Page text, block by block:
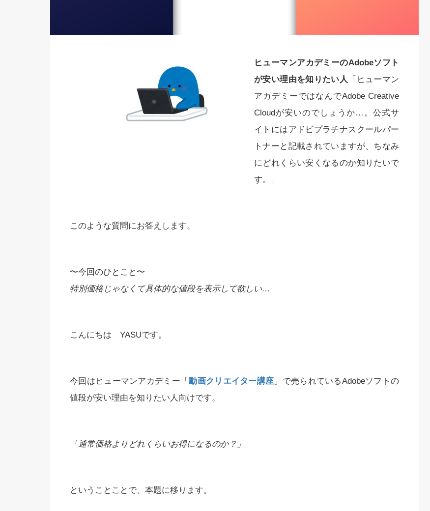
ヒューマンアカデミーのAdobeソフト
が安い理由を知りたい人 「ヒューマン
アカデミーではなんでAdobe Creative
Cloudが安いのでしょうか…。公式サ
イトにはアドビプラチナスクールパー
トナーと記載されていますが、ちなみ
にどれくらい安くなるのか知りたいで
す。」
このような質問にお答えします。
〜今回のひとこと〜
特別価格じゃなくて具体的な値段を表示して欲しい…
こんにちは YASUです。
今回はヒューマンアカデミー「動画クリエイター講座 」で売られているAdobeソフトの
値段が安い理由を知りたい人向けです。
「通常価格よりどれくらいお得になるのか？」
ということことで、本題に移ります。